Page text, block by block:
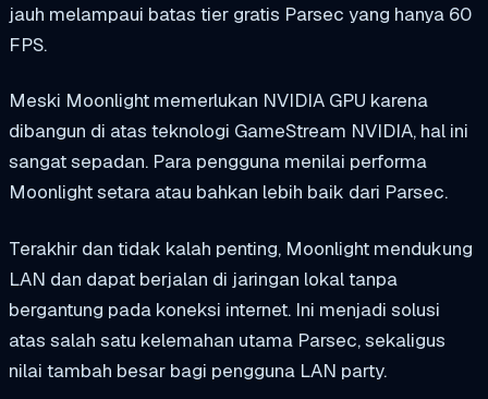
jauh melampaui batas tier gratis Parsec yang hanya 60
FPS.
Meski Moonlight memerlukan NVIDIA GPU karena
dibangun di atas teknologi GameStream NVIDIA, hal ini
sangat sepadan. Para pengguna menilai performa
Moonlight setara atau bahkan lebih baik dari Parsec.
Terakhir dan tidak kalah penting, Moonlight mendukung
LAN dan dapat berjalan di jaringan lokal tanpa
bergantung pada koneksi internet. Ini menjadi solusi
atas salah satu kelemahan utama Parsec, sekaligus
nilai tambah besar bagi pengguna LAN party.